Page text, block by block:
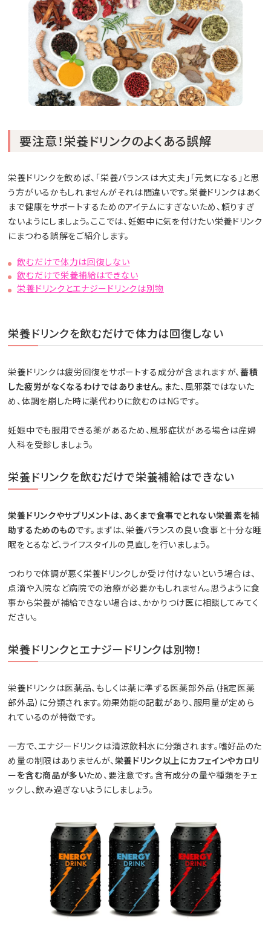
要注意！栄養ドリンクのよくある誤解
栄養ドリンクを飲めば、「栄養バランスは大丈夫」「元気になる」と思
う方がいるかもしれませんがそれは間違いです。栄養ドリンクはあく
まで健康をサポートするためのアイテムにすぎないため、頼りすぎ
ないようにしましょう。ここでは、妊娠中に気を付けたい栄養ドリンク
にまつわる誤解をご紹介します。
飲むだけで体力は回復しない
飲むだけで栄養補給はできない
栄養ドリンクとエナジードリンクは別物
栄養ドリンクを飲むだけで体力は回復しない
栄養ドリンクは疲労回復をサポートする成分が含まれますが、蓄積
した疲労がなくなるわけではありません。 また、風邪薬ではないた
め、体調を崩した時に薬代わりに飲むのはNGです。
妊娠中でも服用できる薬があるため、風邪症状がある場合は産婦
人科を受診しましょう。
栄養ドリンクを飲むだけで栄養補給はできない
栄養ドリンクやサプリメントは、あくまで食事でとれない栄養素を補
助するためのものです。まずは、栄養バランスの良い食事と十分な睡
眠をとるなど、ライフスタイルの見直しを行いましょう。
つわりで体調が悪く栄養ドリンクしか受け付けないという場合は、
点滴や入院など病院での治療が必要かもしれません。思うように食
事から栄養が補給できない場合は、かかりつけ医に相談してみてく
ださい。
栄養ドリンクとエナジードリンクは別物！
栄養ドリンクは医薬品、もしくは薬に準ずる医薬部外品（指定医薬
部外品）に分類されます。効果効能の記載があり、服用量が定めら
れているのが特徴です。
一方で、エナジードリンクは清涼飲料水に分類されます。嗜好品のた
め量の制限はありませんが、栄養ドリンク以上にカフェインやカロリ
ーを含む商品が多いため、要注意です。含有成分の量や種類をチェ
ックし、飲み過ぎないようにしましょう。